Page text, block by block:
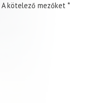
A kötelező mezőket*